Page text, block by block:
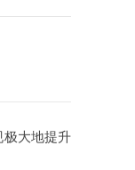
极大地提升